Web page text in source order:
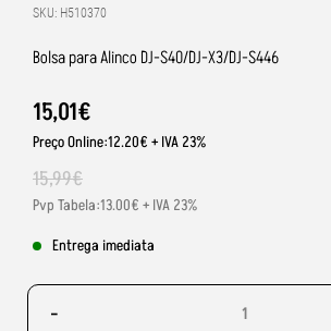
SKU: H510370
Bolsa para Alinco DJ-S40/DJ-X3/DJ-S446
15,01€
Preço Online:12.20€ + IVA 23%
15,99€
Pvp Tabela:13.00€ + IVA 23%
Entrega imediata
-